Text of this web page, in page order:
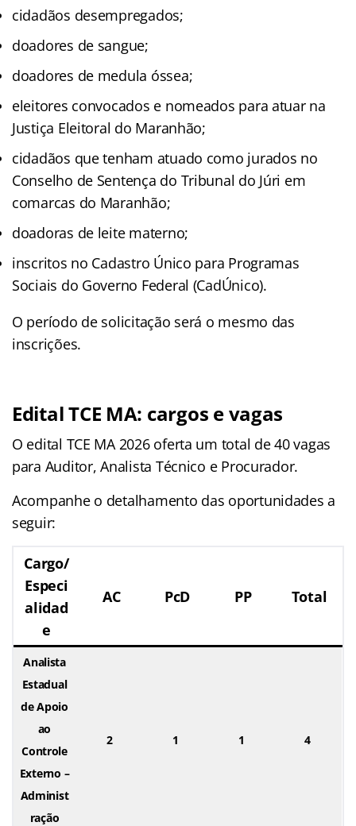
cidadãos desempregados;
doadores de sangue;
doadores de medula óssea;
eleitores convocados e nomeados para atuar na
Justiça Eleitoral do Maranhão;
cidadãos que tenham atuado como jurados no
Conselho de Sentença do Tribunal do Júri em
comarcas do Maranhão;
doadoras de leite materno;
inscritos no Cadastro Único para Programas
Sociais do Governo Federal (CadÚnico).
O período de solicitação será o mesmo das
inscrições.
Edital TCE MA: cargos e vagas
O edital TCE MA 2026 oferta um total de 40 vagas
para Auditor, Analista Técnico e Procurador.
Acompanhe o detalhamento das oportunidades a
seguir:
Cargo/
Especi
alidad
e
AC PcD PP Total
Analista
Estadual
de Apoio
ao
Controle
Externo –
Administ
ração
2 1 1 4